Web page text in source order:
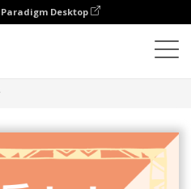
Desktop